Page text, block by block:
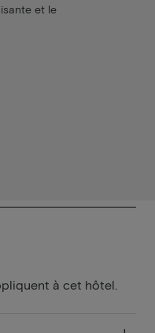
et le
à cet hôtel.